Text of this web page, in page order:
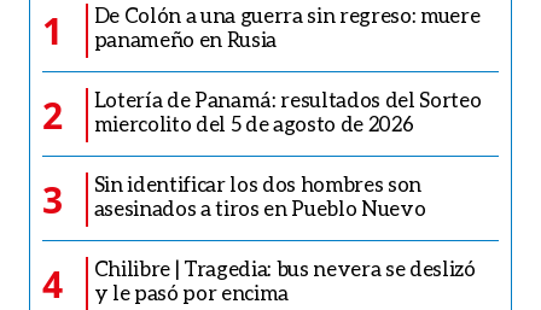
1
De Colón a una guerra sin regreso: muere
panameño en Rusia
2
Lotería de Panamá: resultados del Sorteo
miercolito del 5 de agosto de 2026
3
Sin identificar los dos hombres son
asesinados a tiros en Pueblo Nuevo
4
Chilibre | Tragedia: bus nevera se deslizó
y le pasó por encima